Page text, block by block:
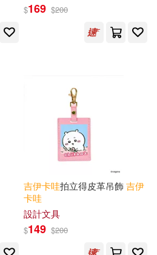
(2)
$169 $200
吉伊卡哇拍立得皮革吊飾吉伊
卡哇
設計文具
$149 $200